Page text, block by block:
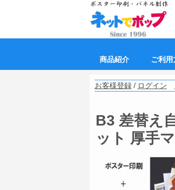
商品紹介 ご利用
お客様登録/ ログイン
B3 差替え
ット 厚手